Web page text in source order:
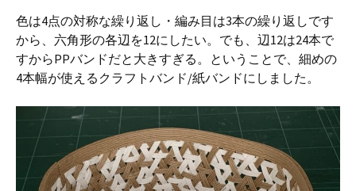
色は4点の対称な繰り返し・編み目は3本の繰り返しです
から、六角形の各辺を12にしたい。でも、辺12は24本で
すからPPバンドだと大きすぎる。ということで、細めの
4本幅が使えるクラフトバンド/紙バンドにしました。